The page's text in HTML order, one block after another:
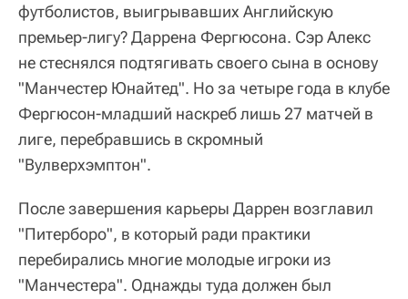
футболистов, выигрывавших Английскую
премьер-лигу? Даррена Фергюсона. Сэр Алекс
не стеснялся подтягивать своего сына в основу
"Манчестер Юнайтед". Но за четыре года в клубе
Фергюсон-младший наскреб лишь 27 матчей в
лиге, перебравшись в скромный
"Вулверхэмптон".
После завершения карьеры Даррен возглавил
"Питерборо", в который ради практики
перебирались многие молодые игроки из
"Манчестера". Однажды туда должен был